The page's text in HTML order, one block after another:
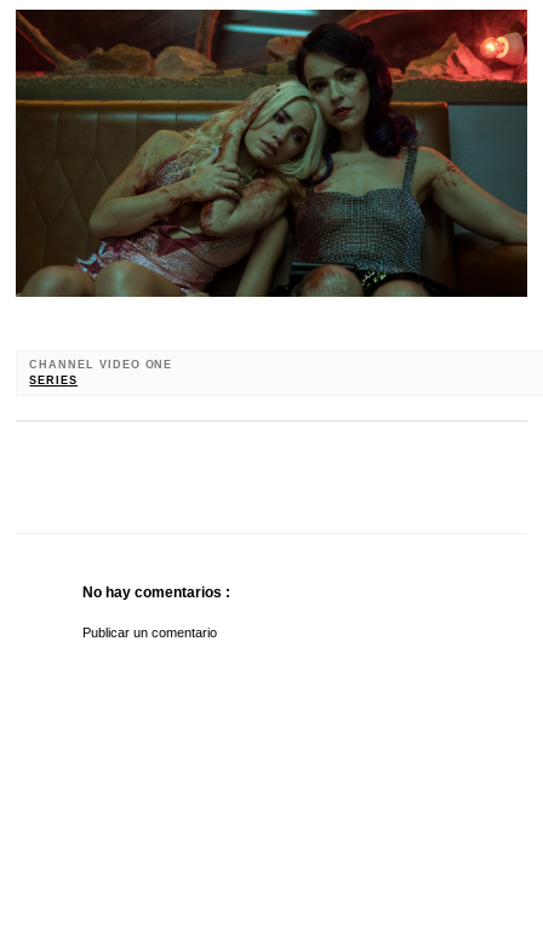
CHANNEL VIDEO ONE
SERIES
No hay comentarios :
Publicar un comentario